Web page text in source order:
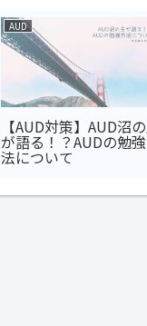
AUD
【AUD対策】AUD沼
が語る！？AUDの勉
法について